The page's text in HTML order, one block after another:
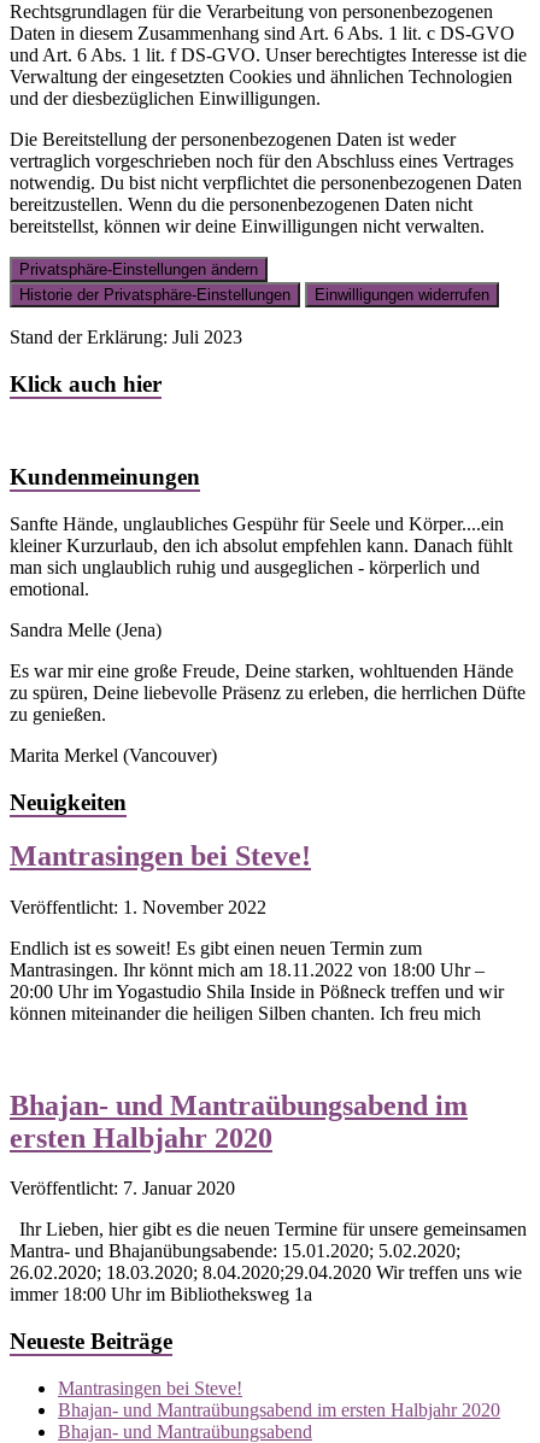
Rechtsgrundlagen für die Verarbeitung von personenbezogenen
Daten in diesem Zusammenhang sind Art. 6 Abs. 1 lit. c DS-GVO
und Art. 6 Abs. 1 lit. f DS-GVO. Unser berechtigtes Interesse ist die
Verwaltung der eingesetzten Cookies und ähnlichen Technologien
und der diesbezüglichen Einwilligungen.
Die Bereitstellung der personenbezogenen Daten ist weder
vertraglich vorgeschrieben noch für den Abschluss eines Vertrages
notwendig. Du bist nicht verpflichtet die personenbezogenen Daten
bereitzustellen. Wenn du die personenbezogenen Daten nicht
bereitstellst, können wir deine Einwilligungen nicht verwalten.
Privatsphäre-Einstellungen ändern
Historie der Privatsphäre-Einstellungen
Einwilligungen widerrufen
Stand der Erklärung: Juli 2023
Klick auch hier
Kundenmeinungen
Sanfte Hände, unglaubliches Gespühr für Seele und Körper....ein
kleiner Kurzurlaub, den ich absolut empfehlen kann. Danach fühlt
man sich unglaublich ruhig und ausgeglichen - körperlich und
emotional.
Sandra Melle (Jena)
Es war mir eine große Freude, Deine starken, wohltuenden Hände
zu spüren, Deine liebevolle Präsenz zu erleben, die herrlichen Düfte
zu genießen.
Marita Merkel (Vancouver)
Neuigkeiten
Mantrasingen bei Steve!
Veröffentlicht: 1. November 2022
Endlich ist es soweit! Es gibt einen neuen Termin zum
Mantrasingen. Ihr könnt mich am 18.11.2022 von 18:00 Uhr –
20:00 Uhr im Yogastudio Shila Inside in Pößneck treffen und wir
können miteinander die heiligen Silben chanten. Ich freu mich
Bhajan- und Mantraübungsabend im
ersten Halbjahr 2020
Veröffentlicht: 7. Januar 2020
Ihr Lieben, hier gibt es die neuen Termine für unsere gemeinsamen
Mantra- und Bhajanübungsabende: 15.01.2020; 5.02.2020;
26.02.2020; 18.03.2020; 8.04.2020;29.04.2020 Wir treffen uns wie
immer 18:00 Uhr im Bibliotheksweg 1a
Neueste Beiträge
Mantrasingen bei Steve!
Bhajan- und Mantraübungsabend im ersten Halbjahr 2020
Bhajan- und Mantraübungsabend